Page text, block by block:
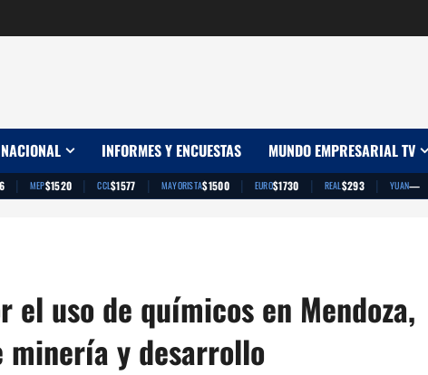
NACIONAL INFORMES Y ENCUESTAS MUNDO EMPRESARIAL TV
| MEP$1520 | CCL$1577 | MAYORISTA$1500 | EURO$1730 | REAL$293 | YUAN—
el uso de químicos en Mendoza,
y desarrollo